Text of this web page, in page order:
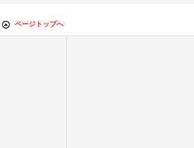
ページトップへ